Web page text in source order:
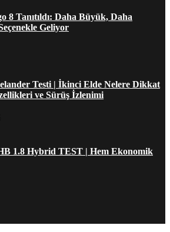
8 Tanıtıldı: Daha Büyük, Daha
Geliyor
Testi | İkinci Elde Nelere Dikkat
ve Sürüş İzlenimi
1.8 Hybrid TEST | Hem Ekonomik